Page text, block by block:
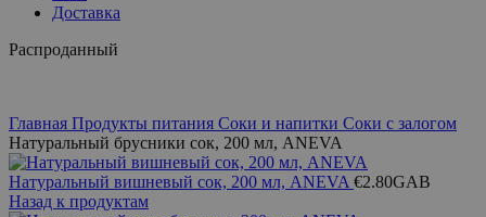
Доставка
Распроданный
Главная Продукты питания Соки и напитки Соки с залогом
Натуральный брусники сок, 200 мл, ANEVA
Натуральный вишневый сок, 200 мл, ANEVA €2.80GAB
Назад к продуктам